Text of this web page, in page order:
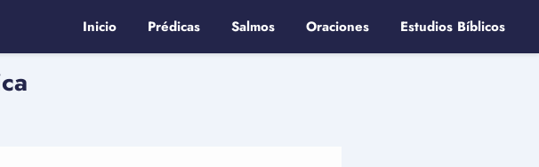
Inicio Prédicas Salmos Oraciones Estudios Bíblicos